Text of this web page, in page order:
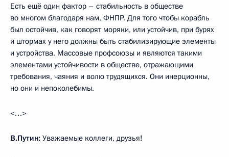
Есть ещё один фактор – стабильность в обществе
во многом благодаря нам, ФНПР. Для того чтобы корабль
был остойчив, как говорят моряки, или устойчив, при бурях
и штормах у него должны быть стабилизирующие элементы
и устройства. Массовые профсоюзы и являются такими
элементами устойчивости в обществе, отражающими
требования, чаяния и волю трудящихся. Они инерционны,
но они и непоколебимы.
<…>
В.Путин: Уважаемые коллеги, друзья!